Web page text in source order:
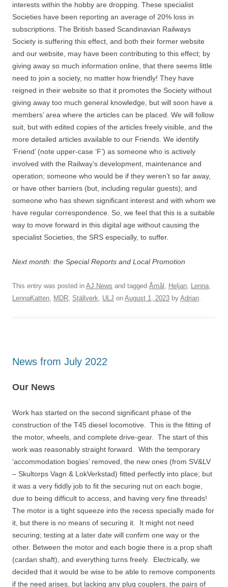
interests within the hobby are dropping. These specialist
Societies have been reporting an average of 20% loss in
subscriptions. The British based Scandinavian Railways
Society is suffering this effect, and both their former website
and our website, may have been contributing to this effect; by
giving away so much information online, that there seems little
need to join a society, no matter how friendly! They have
reigned in their website so that it promotes the Society without
giving away too much general knowledge, but will soon have a
members’ area where the articles can be placed. We will follow
suit, but with edited copies of the articles freely visible, and the
more detailed articles available to our Friends. We identify
‘Friend’ (note upper-case ‘F’) as someone who is actively
involved with the Railway’s development, maintenance and
operation; someone who would be if they weren’t so far away,
or have other barriers (but, including regular guests); and
someone who has shewn significant interest and with whom we
have regular correspondence. So, we feel that this is a suitable
way to move forward in this digital age without causing the
specialist Societies, the SRS especially, to suffer.
Next month: the Special Reports and Local Promotion
This entry was posted in AJ News and tagged Åmål , Heljan, Lenna,
LennaKatten, MDR, Ställverk, ULJ on August 1, 2023 by Adrian.
News from July 2022
Our News
Work has started on the second significant phase of the
construction of the T45 diesel locomotive. This is the fitting of
the motor, wheels, and complete drive-gear. The start of this
work was reasonably straight forward. With the temporary
‘accommodation bogies’ removed, the new ones (from SV&LV
– Skultorps Vagn & LokVerkstad) fitted perfectly into place; but
it was a very fiddly job to fit the securing nut on each bogie,
due to being difficult to access, and having very fine threads!
The motor is a tight squeeze into the recess specially made for
it, but there is no means of securing it. It might not need
securing; testing at a later date will confirm one way or the
other. Between the motor and each bogie there is a prop shaft
(cardan shaft), and everything turns freely. Electrically, we
decided that it would be wise to be able to remove components
if the need arises, but lacking any plug couplers, the pairs of